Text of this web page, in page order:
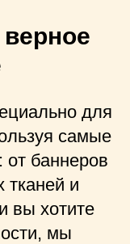
верное
для
самые
баннеров
тканей и
вы хотите
мы